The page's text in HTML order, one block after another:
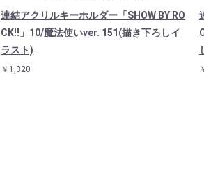
連結アクリルキーホルダー「SHOW BY RO
CK!!」10/魔法使いver. 151(描き下ろしイ
ラスト)
￥1,320